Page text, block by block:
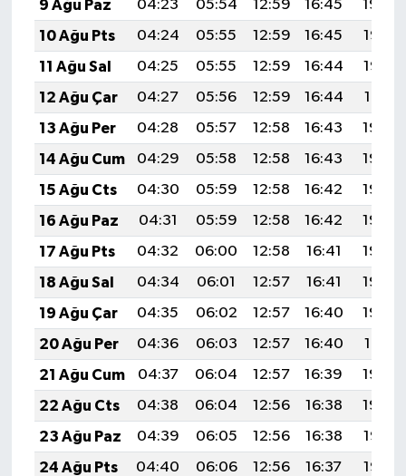
9 Ağu Paz
04:23 05:54 12:59 16:45
19:54
10 Ağu Pts
04:24 05:55 12:59 16:45
19:53
11 Ağu Sal
04:25 05:55 12:59 16:44
19:52
12 Ağu Çar
04:27 05:56 12:59 16:44
19:51
13 Ağu Per
04:28 05:57 12:58 16:43
19:50
14 Ağu Cum
04:29 05:58 12:58 16:43
19:49
15 Ağu Cts
04:30 05:59 12:58 16:42
19:48
16 Ağu Paz
04:31 05:59 12:58 16:42
19:46
17 Ağu Pts
04:32 06:00 12:58 16:41
19:45
18 Ağu Sal
04:34 06:01 12:57 16:41
19:44
19 Ağu Çar
04:35 06:02 12:57 16:40
19:43
20 Ağu Per
04:36 06:03 12:57 16:40
19:41
21 Ağu Cum
04:37 06:04 12:57 16:39
19:40
22 Ağu Cts
04:38 06:04 12:56 16:38
19:39
23 Ağu Paz
04:39 06:05 12:56 16:38
19:37
24 Ağu Pts
04:40 06:06 12:56 16:37
19:36